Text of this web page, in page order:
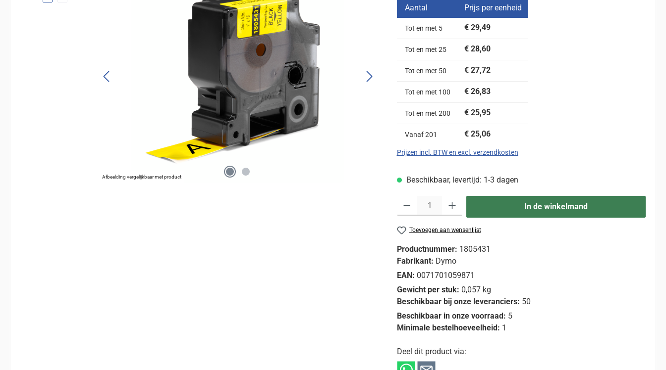
Afbeelding vergelijkbaar met product
Aantal Prijs per eenheid
Tot en met 5 € 29,49
Tot en met 25 € 28,60
Tot en met 50 € 27,72
Tot en met 100 € 26,83
Tot en met 200 € 25,95
Vanaf201 € 25,06
Prijzen incl. BTW en excl. verzendkosten
Beschikbaar, levertijd: 1-3 dagen
Producthoeveelheid: Voer de gewenste hoeveelheid in of gebruik de knoppen om de
In de winkelmand
Toevoegen aan wensenlijst
Productnummer: 1805431
Fabrikant: Dymo
EAN: 0071701059871
Gewicht per stuk: 0,057 kg
Beschikbaar bij onze leveranciers: 50
Beschikbaar in onze voorraad: 5
Minimale bestelhoeveelheid: 1
Deel dit product via: